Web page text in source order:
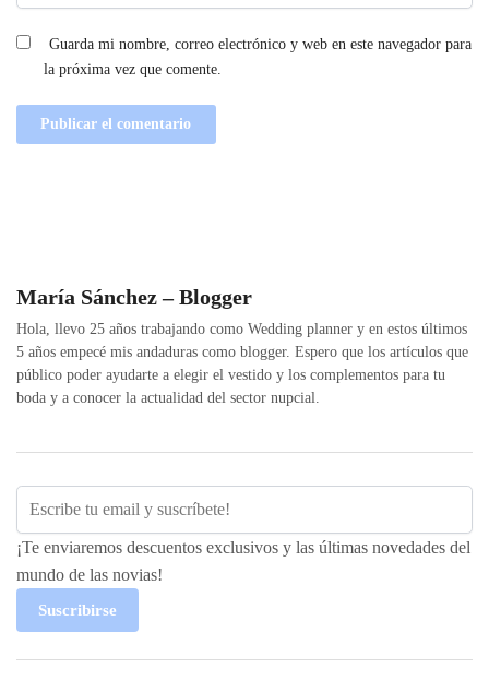
Guarda mi nombre, correo electrónico y web en este navegador para
la próxima vez que comente.
María Sánchez – Blogger
Hola, llevo 25 años trabajando como Wedding planner y en estos últimos
5 años empecé mis andaduras como blogger. Espero que los artículos que
público poder ayudarte a elegir el vestido y los complementos para tu
boda y a conocer la actualidad del sector nupcial.
¡Te enviaremos descuentos exclusivos y las últimas novedades del
mundo de las novias!
Suscribirse